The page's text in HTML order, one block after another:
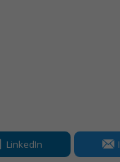
LinkedIn